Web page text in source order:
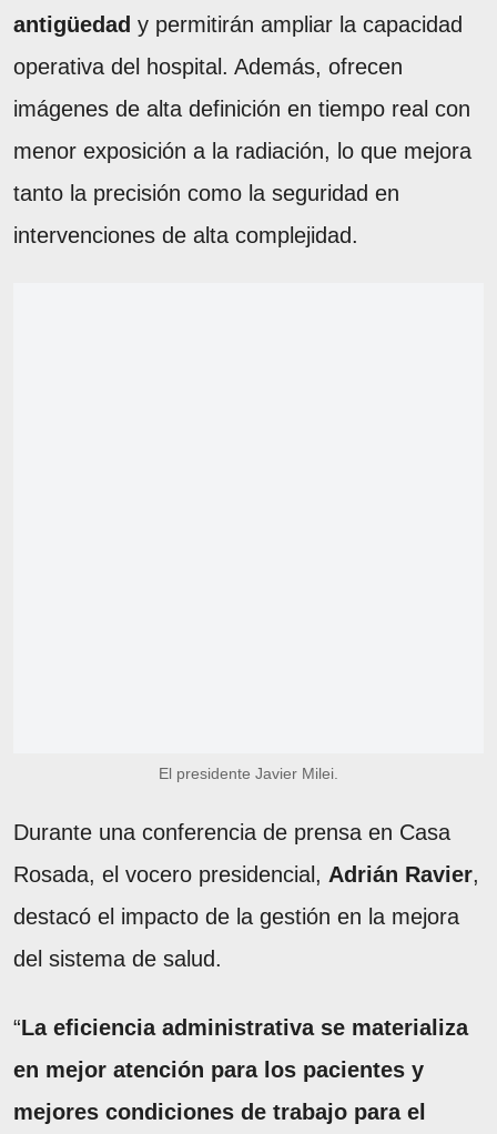
antigüedad y permitirán ampliar la capacidad
operativa del hospital. Además, ofrecen
imágenes de alta definición en tiempo real con
menor exposición a la radiación, lo que mejora
tanto la precisión como la seguridad en
intervenciones de alta complejidad.
El presidente Javier Milei.
Durante una conferencia de prensa en Casa
Rosada, el vocero presidencial, Adrián Ravier,
destacó el impacto de la gestión en la mejora
del sistema de salud.
“La eficiencia administrativa se materializa
en mejor atención para los pacientes y
mejores condiciones de trabajo para el